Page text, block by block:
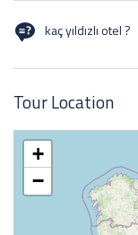
kaç yıldızlı otel ?
3-4 yıldızlı otellerde
Tour Location
+
−